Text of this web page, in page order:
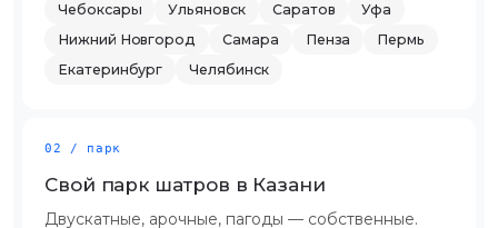
Чебоксары
Ульяновск Саратов
Уфа
Нижний Новгород
Самара Пенза
Пермь
Екатеринбург
Челябинск
02 / парк
Свой парк шатров в Казани
Двускатные, арочные, пагоды — собственные.